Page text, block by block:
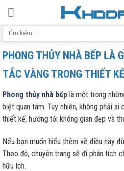
content
PHONG THỦY NHÀ BẾP LÀ
TẮC VÀNG TRONG THIẾT KẾ
Phong thủy nhà bếp là một trong
biệt quan tâm. Tuy nhiên, không phải
thiết kế, hướng tới không gian đẹp và
Nếu bạn muốn hiểu thêm về điều này
Theo đó, chuyên trang sẽ đi phân tích
hữu ích.